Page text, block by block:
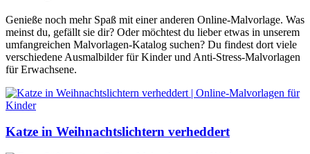
Genieße noch mehr Spaß mit einer anderen Online-Malvorlage. Was
meinst du, gefällt sie dir? Oder möchtest du lieber etwas in unserem
umfangreichen Malvorlagen-Katalog suchen? Du findest dort viele
verschiedene Ausmalbilder für Kinder und Anti-Stress-Malvorlagen
für Erwachsene.
Katze in Weihnachtslichtern verheddert